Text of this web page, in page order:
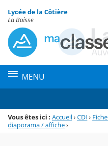
Menu de la rubrique
Contenu
Lycée de la Côtière
La Boisse
MENU
Vous êtes ici : Accueil›CDI ›
diaporama / affiche›